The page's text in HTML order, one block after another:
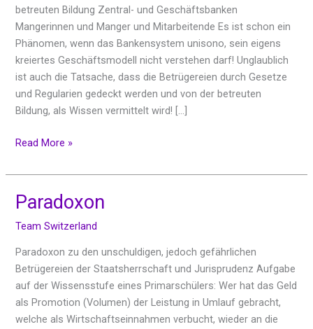
betreuten Bildung Zentral- und Geschäftsbanken
Mangerinnen und Manger und Mitarbeitende Es ist schon ein
Phänomen, wenn das Bankensystem unisono, sein eigens
kreiertes Geschäftsmodell nicht verstehen darf! Unglaublich
ist auch die Tatsache, dass die Betrügereien durch Gesetze
und Regularien gedeckt werden und von der betreuten
Bildung, als Wissen vermittelt wird! […]
Jurisprudenz
Read More »
Paradoxon
Team Switzerland
Paradoxon zu den unschuldigen, jedoch gefährlichen
Betrügereien der Staatsherrschaft und Jurisprudenz Aufgabe
auf der Wissensstufe eines Primarschülers: Wer hat das Geld
als Promotion (Volumen) der Leistung in Umlauf gebracht,
welche als Wirtschaftseinnahmen verbucht, wieder an die
Paradoxon